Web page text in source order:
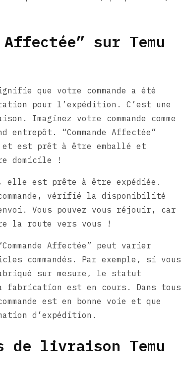
Affectée” sur Temu
que votre commande a été
pour l’expédition. C’est une
Imaginez votre commande comme
“Commande Affectée”
est prêt à être emballé et
domicile !
elle est prête à être expédiée.
vérifié la disponibilité
Vous pouvez vous réjouir, car
la route vers vous !
Affectée” peut varier
commandés. Par exemple, si vous
sur mesure, le statut
fabrication est en cours. Dans tous
est en bonne voie et que
d’expédition.
de livraison Temu